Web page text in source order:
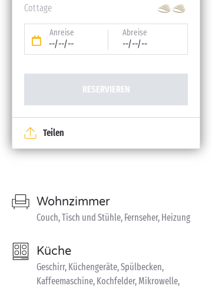
Cottage
Anreise
--/--/--
Abreise
--/--/--
RESERVIEREN
Teilen
Wohnzimmer
Couch, Tisch und Stühle, Fernseher, Heizung
Küche
Geschirr, Küchengeräte, Spülbecken,
Kaffeemaschine, Kochfelder, Mikrowelle,